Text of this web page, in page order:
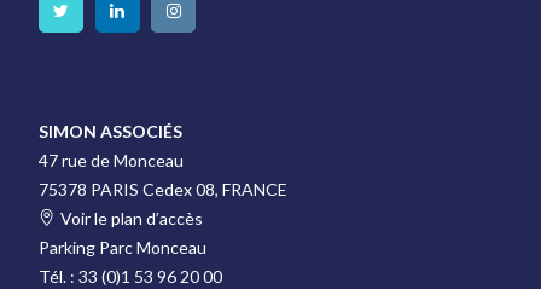
SIMON ASSOCIÉS
47 rue de Monceau
75378 PARIS Cedex 08, FRANCE
Voir le plan d’accès
Parking Parc Monceau
Tél. :33 (0)1 53 96 20 00